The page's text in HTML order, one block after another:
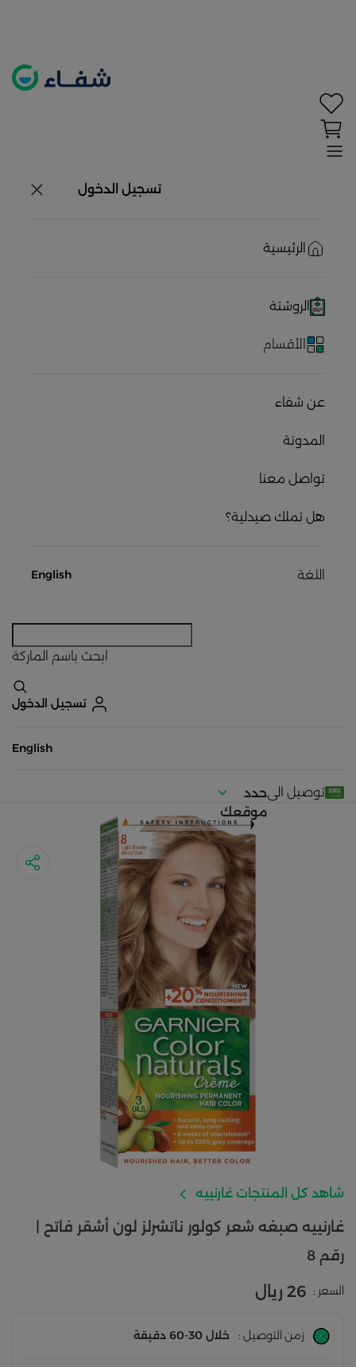
تسجيل الدخول
الرئيسية
الروشتة
الأقسام
عن شفاء
المدونة
تواصل معنا
هل تملك صيدلية؟
اللغة English
ابحث باسم الماركة
تسجيل الدخول
English
توصيل الىحدد
موقعك
شاهد كل المنتجات غارنييه
غارنييه صبغه شعر كولور ناتشرلز لون أشقر فاتح |
رقم 8
السعر : 26 ريال
زمن التوصيل : خلال 30-60 دقيقة